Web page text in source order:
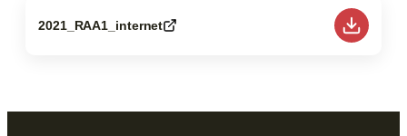
2021_RAA1_internet
(ouvre